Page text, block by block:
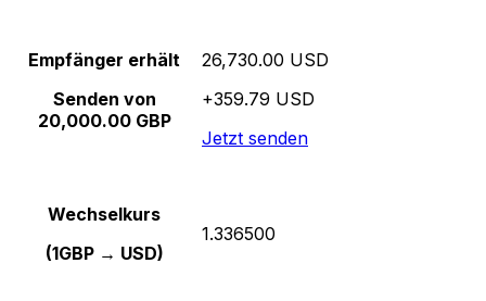
Empfänger erhält
Senden von
20,000.00 GBP
26,730.00 USD
+359.79 USD
Jetzt senden
Wechselkurs
(1GBP → USD)
1.336500